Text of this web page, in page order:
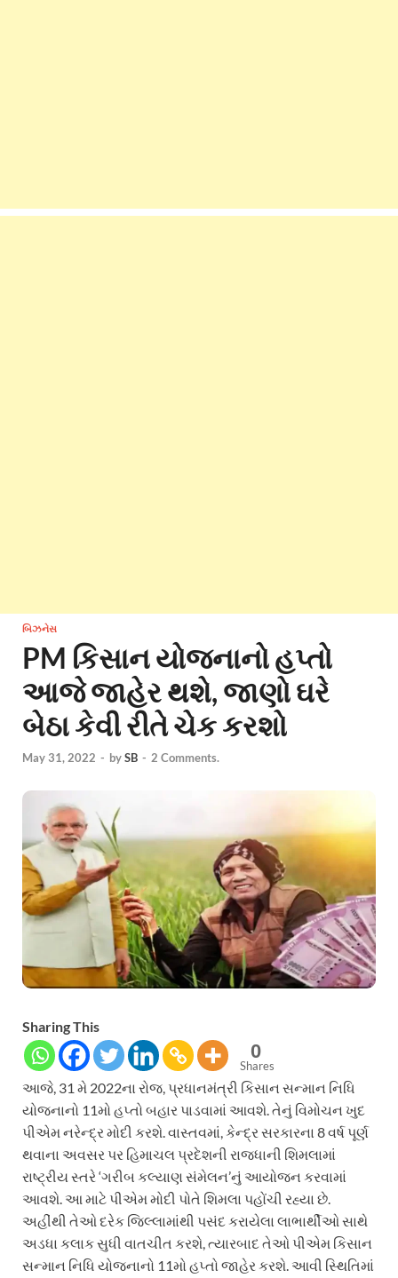
બિઝનેસ
PM કિસાન યોજનાનો હપ્તો
આજે જાહેર થશે, જાણો ઘરે
બેઠા કેવી રીતે ચેક કરશો
May 31, 2022 - bySB - 2 Comments.
Sharing This
0
Shares
આજે, 31 મે 2022ના રોજ, પ્રધાનમંત્રી કિસાન સન્માન નિધિ
યોજનાનો 11મો હપ્તો બહાર પાડવામાં આવશે. તેનું વિમોચન ખુદ
પીએમ નરેન્દ્ર મોદી કરશે. વાસ્તવમાં, કેન્દ્ર સરકારના 8 વર્ષ પૂર્ણ
થવાના અવસર પર હિમાચલ પ્રદેશની રાજધાની શિમલામાં
રાષ્ટ્રીય સ્તરે ‘ગરીબ કલ્યાણ સંમેલન’નું આયોજન કરવામાં
આવશે. આ માટે પીએમ મોદી પોતે શિમલા પહોંચી રહ્યા છે.
અહીંથી તેઓ દરેક જિલ્લામાંથી પસંદ કરાયેલા લાભાર્થીઓ સાથે
અડધા કલાક સુધી વાતચીત કરશે, ત્યારબાદ તેઓ પીએમ કિસાન
સન્માન નિધિ યોજનાનો 11મો હપ્તો જાહેર કરશે. આવી સ્થિતિમાં